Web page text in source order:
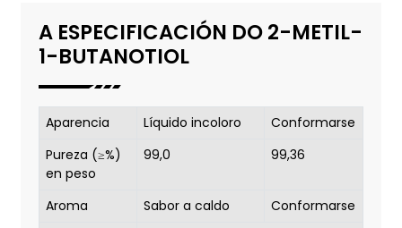
A ESPECIFICACIÓN DO 2-METIL-
1-BUTANOTIOL
Aparencia Líquido incoloro
Conformarse
Pureza (≥%)
en peso
99,0 99,36
Aroma Sabor a caldo
Conformarse